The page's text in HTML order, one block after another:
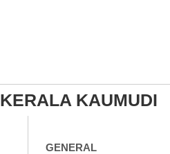
KERALA KAUMUDI
GENERAL